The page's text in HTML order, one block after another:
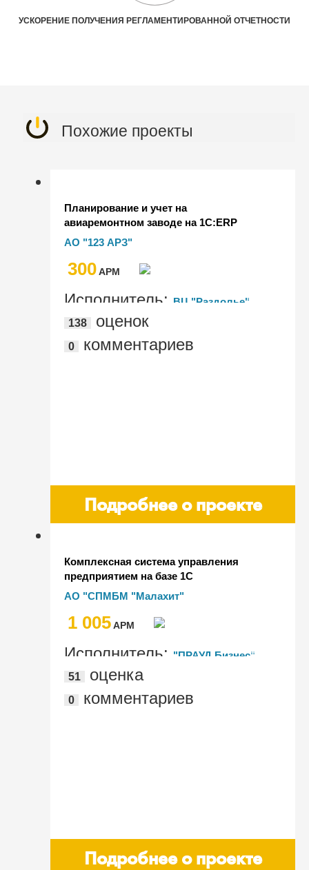
УСКОРЕНИЕ ПОЛУЧЕНИЯ РЕГЛАМЕНТИРОВАННОЙ ОТЧЕТНОСТИ
Похожие проекты
Планирование и учет на
авиаремонтном заводе на 1C:ERP
АО "123 АРЗ"
300AРМ
Исполнитель: ВЦ "Раздолье"
138
оценок
0 комментариев
Подробнее о проекте
Комплексная система управления
предприятием на базе 1С
АО "СПМБМ "Малахит"
1 005AРМ
Исполнитель: "ПРАУД Бизнес"
(группа "ПРАУД")
51 оценка
0 комментариев
Подробнее о проекте